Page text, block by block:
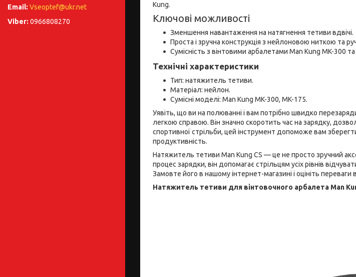
Kung.
Ключові можливості
Зменшення навантаження на натягнення тетиви вдвічі.
Проста і зручна конструкція з нейлоновою ниткою та
Сумісність з вінтовими арбалетами Man Kung MK-300
Технічні характеристики
Тип: натяжитель тетиви.
Матеріал: нейлон.
Сумісні моделі: Man Kung MK-300, MK-175.
Уявіть, що ви на полюванні і вам потрібно швидко
легкою справою. Він значно скоротить час на зарядку,
спортивної стрільби, цей інструмент допоможе вам
продуктивність.
Натяжитель тетиви Man Kung CS — це не просто зручний
процес зарядки, він допомагає стрільцям усіх рівнів
Замовте його в нашому інтернет-магазині і оцініть переваги
Натяжитель тетиви для вінтовочного арбалета Man
Vseoptef@ukr.net
0966808270